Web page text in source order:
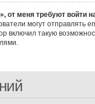
от меня требуют войти
могут
включил такую